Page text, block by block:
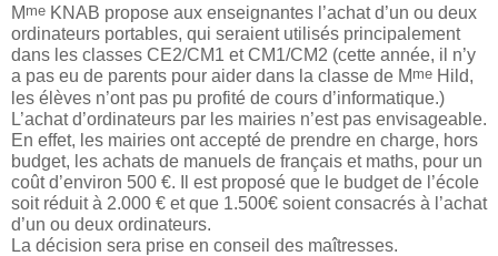
Mme KNAB propose aux enseignantes l’achat d’un ou deux
ordinateurs portables, qui seraient utilisés principalement
dans les classes CE2/CM1 et CM1/CM2 (cette année, il n’y
a pas eu de parents pour aider dans la classe de M me Hild,
les élèves n’ont pas pu profité de cours d’informatique.)
L’achat d’ordinateurs par les mairies n’est pas envisageable.
En effet, les mairies ont accepté de prendre en charge, hors
budget, les achats de manuels de français et maths, pour un
coût d’environ 500 €. Il est proposé que le budget de l’école
soit réduit à 2.000 € et que 1.500€ soient consacrés à l’achat
d’un ou deux ordinateurs.
La décision sera prise en conseil des maîtresses.